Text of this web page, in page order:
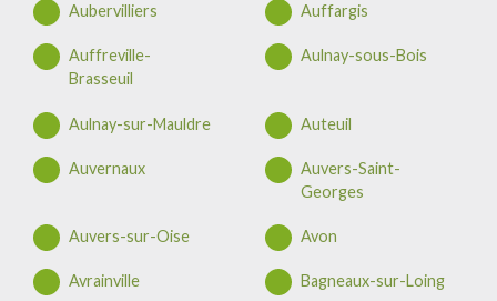
Aubervilliers Auffargis
Auffreville-
Brasseuil
Aulnay-sous-Bois
Aulnay-sur-Mauldre Auteuil
Auvernaux
Auvers-Saint-
Georges
Auvers-sur-Oise Avon
Avrainville Bagneaux-sur-Loing